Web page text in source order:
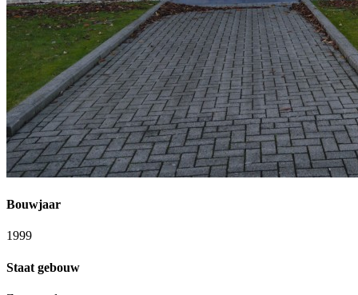
Bouwjaar
1999
Staat gebouw